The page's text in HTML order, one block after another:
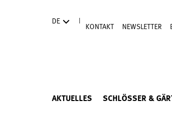
DE
KONTAKT NEWSLETTER
AKTUELLES SCHLÖSSER &